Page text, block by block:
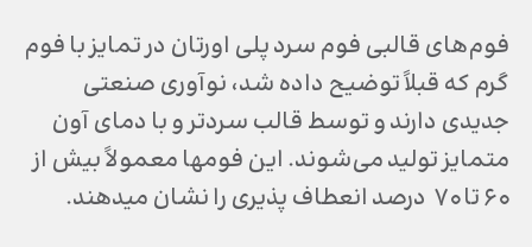
گرم که قبلاً توضیح داده شد، نوآوری صنعتی
جدیدی دارند و توسط قالب سردتر و با دمای آون
متمایز تولید می‌شوند. این فوم‎ها معمولاً بیش از
۶۰ تا ۷۰ درصد انعطاف پذیری را نشان می‎دهند.